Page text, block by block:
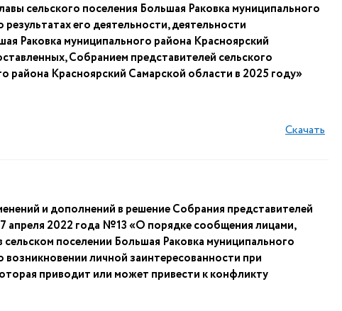
сельского поселения Большая Раковка муниципального
его деятельности, деятельности
Раковка муниципального района Красноярский
Собранием представителей сельского
района Красноярский Самарской области в 2025 году»
Скачать
и дополнений в решение Собрания представителей
апреля 2022 года №13 «О порядке сообщения лицами,
поселении Большая Раковка муниципального
личной заинтересованности при
приводит или может привести к конфликту